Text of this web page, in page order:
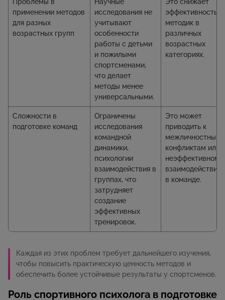
Проблемы в
применении методов
для разных
возрастных групп
Научные
исследования не
учитывают
особенности
работы с детьми
и пожилыми
спортсменами,
что делает
методы менее
универсальными.
Это снижает
эффективность
методик в
различных
возрастных
категориях.
Сложности в
подготовке команд
Ограничены
исследования
командной
динамики,
психологии
взаимодействия в
группах, что
затрудняет
создание
эффективных
тренировок.
Это может
приводить к
межличностным
конфликтам или
неэффективному
взаимодействию
в команде.
Каждая из этих проблем требует дальнейшего изучения,
чтобы повысить практическую ценность методов и
обеспечить более устойчивые результаты у спортсменов.
Роль спортивного психолога в подготовке